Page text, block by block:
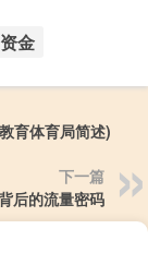
资金
育体育局简述)
下一篇
后的流量密码